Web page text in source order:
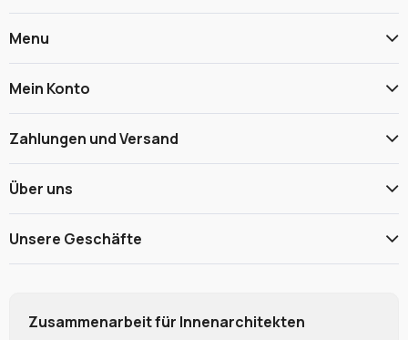
Menu
Mein Konto
Zahlungen und Versand
Über uns
Unsere Geschäfte
Zusammenarbeit für Innenarchitekten